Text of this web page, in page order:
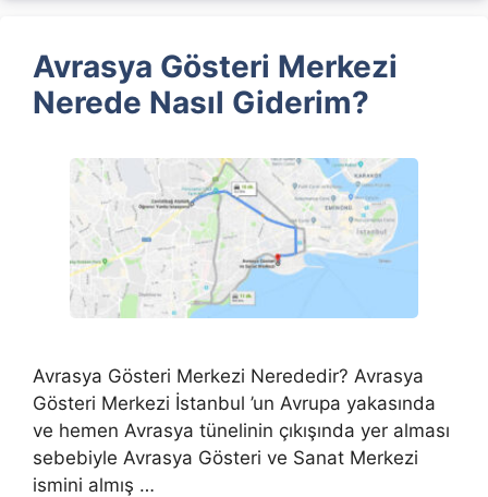
Avrasya Gösteri Merkezi
Nerede Nasıl Giderim?
Avrasya Gösteri Merkezi Nerededir? Avrasya
Gösteri Merkezi İstanbul ’un Avrupa yakasında
ve hemen Avrasya tünelinin çıkışında yer alması
sebebiyle Avrasya Gösteri ve Sanat Merkezi
ismini almış …